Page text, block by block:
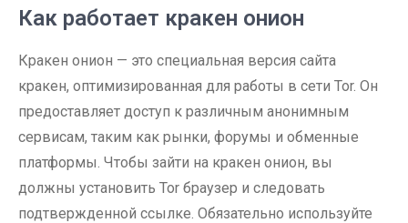
Как работает кракен онион
Кракен онион — это специальная версия сайта
кракен, оптимизированная для работы в сети Tor. Он
предоставляет доступ к различным анонимным
сервисам, таким как рынки, форумы и обменные
платформы. Чтобы зайти на кракен онион, вы
должны установить Tor браузер и следовать
подтвержденной ссылке. Обязательно используйте